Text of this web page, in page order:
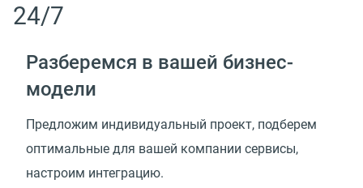
24/7
Разберемся в вашей бизнес-
модели
Предложим индивидуальный проект, подберем
оптимальные для вашей компании сервисы,
настроим интеграцию.